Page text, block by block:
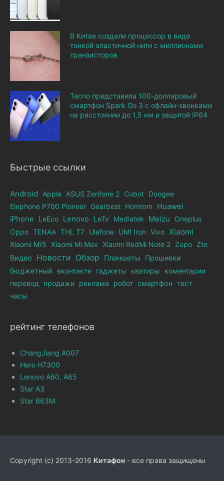
В Китае создали процессор в виде
тонкой эластичной нити с миллионами
транзисторов
Tecno представила 100-долларовый
смартфон Spark Go 3 с офлайн-звонками
на расстоянии до 1,5 км и защитой IP64
Быстрые ссылки
Android Apple ASUS Zenfone 2 Cubot Doogee
Elephone Р700 Pioneer Gearbest Homtom
Huawei
iPhone
LeEco Lenovo LeTv Mediatek Meizu
Oneplus
Oppo TENAA THL T7 Ulefone UMI Iron Vivo Xiaomi
Xiaomi MI5 Xiaomi Mi Max Xiaomi RedMi Note 2 Zopo Zte
Видео Новости Обзор Планшеты
Прошивки
бюджетный
вконтакте гаджеты кватиры
коментарии
перевод
продажи реклама робот смартфон тест
часы
рейтинг телефонов
ChangJiang A007
Hero H7300
Lenovo A60, A65
Star A3
Star B63M
Copyright (c) 2013-2016 Китафон - все права защищены